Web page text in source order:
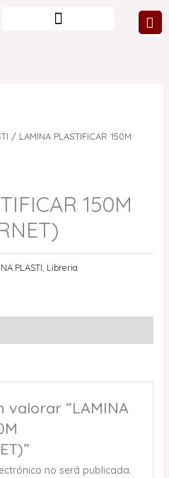
/ LAMINA PLASTIFICAR 150M
150M
PLASTI Libreria
valorar “LAMINA
no será publicada.